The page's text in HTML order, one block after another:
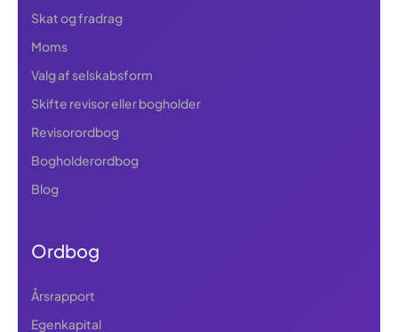
Skat og fradrag
Moms
Valg af selskabsform
Skifte revisor eller bogholder
Revisorordbog
Bogholderordbog
Blog
Ordbog
Årsrapport
Egenkapital